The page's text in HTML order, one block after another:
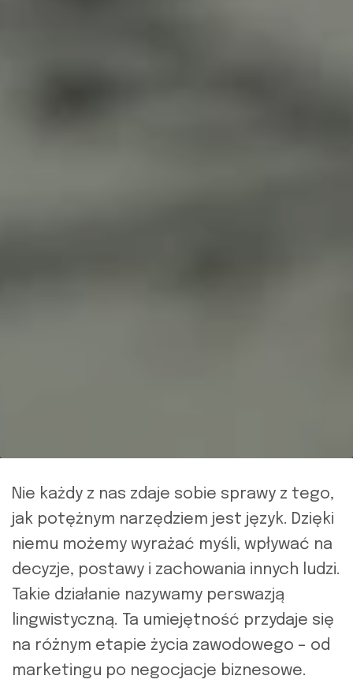
Nie każdy z nas zdaje sobie sprawy z tego,
jak potężnym narzędziem jest język. Dzięki
niemu możemy wyrażać myśli, wpływać na
decyzje, postawy i zachowania innych ludzi.
Takie działanie nazywamy perswazją
lingwistyczną. Ta umiejętność przydaje się
na różnym etapie życia zawodowego – od
marketingu po negocjacje biznesowe.